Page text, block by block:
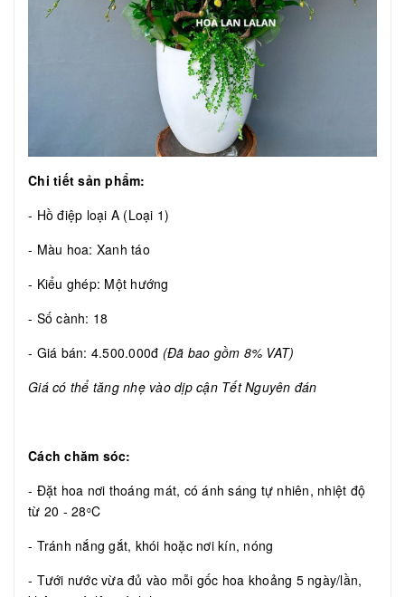
Chi tiết sản phẩm:
- Hồ điệp loại A (Loại 1)
- Màu hoa: Xanh táo
- Kiểu ghép: Một hướng
- Số cành: 18
- Giá bán: 4.500.000đ (Đã bao gồm 8% VAT)
Giá có thể tăng nhẹ vào dịp cận Tết Nguyên đán
Cách chăm sóc:
- Đặt hoa nơi thoáng mát, có ánh sáng tự nhiên, nhiệt độ
từ 20 - 28oC
- Tránh nắng gắt, khói hoặc nơi kín, nóng
- Tưới nước vừa đủ vào mỗi gốc hoa khoảng 5 ngày/lần,